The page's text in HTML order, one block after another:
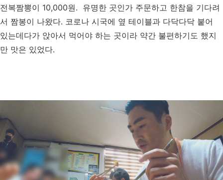
전복짬뽕이 10,000원. 유명한 곳인가 주문하고 한참을 기다려
서 짬봉이 나왔다. 코로나 시국에 옆 테이블과 다닥다닥 붙어
있는데다가 앉아서 먹어야 하는 곳이라 약간 불편하기도 했지
만 맛은 있었다.